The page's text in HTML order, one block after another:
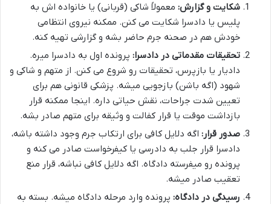
شکایت و گزارش: معمولاً شاکی (قربانی) یا خانواده اش به
پلیس یا دادسرا شکایت می کنن. ممکنه نیروی انتظامی
خودش هم در صحنه جرم حاضر بشه و گزارشی تهیه کنه.
تحقیقات مقدماتی در دادسرا: پرونده اول به دادسرا میره.
دادیار یا بازپرس، تحقیقات رو شروع می کنن. از متهم و شاکی و
شهود (اگه باشن) بازجویی میشه. پزشکی قانونی هم برای
تعیین شدت جراحات، نقش حیاتی داره. اینجا ممکنه قرار
بازداشت موقت یا قرار کفالت و وثیقه برای متهم صادر بشه.
صدور قرار: اگه دلایل کافی برای ارتکاب جرم وجود داشته باشه،
دادسرا قرار جلب به دادرسی یا کیفرخواست صادر می کنه و
پرونده رو میفرسته دادگاه. اگه دلایل کافی نباشه، قرار منع
تعقیب صادر میشه.
رسیدگی در دادگاه: پرونده وارد مرحله دادگاه میشه. بسته به